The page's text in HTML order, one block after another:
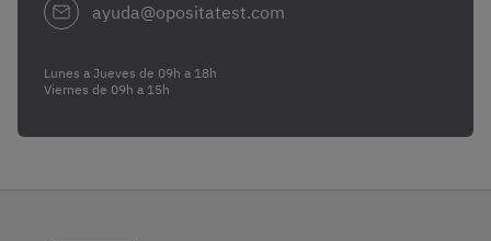
ayuda@opositatest.com
Lunes a Jueves de 09h a 18h
Viernes de 09h a 15h